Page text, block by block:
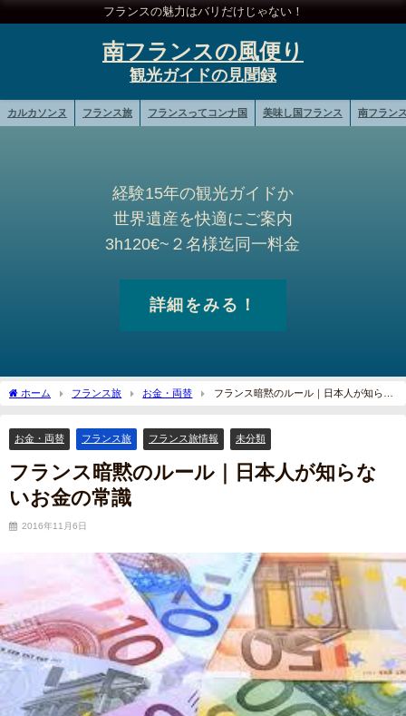
フランスの魅力はバリだけじゃない！
南フランスの風便り
カルカソンヌ フランス旅 フランスってコンナ国 美味し国フランス 南フラン
経験15年の観光ガイドか
世界遺産を快適にご案内
3h120€~２名様迄同一料金
詳細をみる！
ホーム フランス旅 お金・両替
フランス暗黙のルール｜日本人が知らな
お金・両替 フランス旅 フランス旅情報 未分類
フランス暗黙のルール｜日本人が知らな
いお金の常識
2016年11月6日